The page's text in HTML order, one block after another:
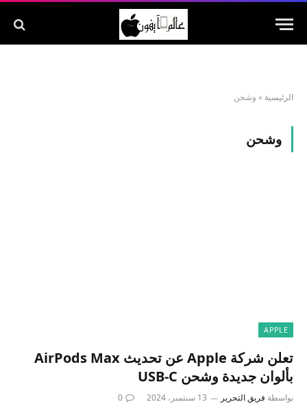
الرئيسية » وشحن
وشحن
APPLE
تعلن شركة Apple عن تحديث AirPods Max
بألوان جديدة وشحن USB-C
بواسطة فريق التحرير 13 سبتمبر، 2024 0